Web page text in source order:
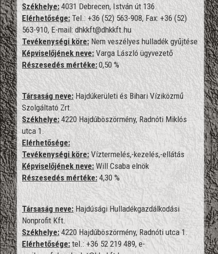
Székhelye: 4031 Debrecen, István út 136.
Elérhetősége: Tel.: +36 (52) 563-908, Fax: +36 (52)
563-910, E-mail: dhkkft@dhkkft.hu
Tevékenységi köre: Nem veszélyes hulladék gyűjtése
Képviselőjének neve: Varga László ügyvezető
Részesedés mértéke:0,50 %
Társaság neve:Hajdúkerületi és Bihari Víziközmű
Szolgáltató Zrt.
Székhelye: 4220 Hajdúböszörmény, Radnóti Miklós
utca 1.
Elérhetősége:
Tevékenységi köre: Víztermelés,-kezelés,-ellátás
Képviselőjének neve: Will Csaba elnök
Részesedés mértéke: 4,30 %
Társaság neve: Hajdúsági Hulladékgazdálkodási
Nonprofit Kft.
Székhelye:4220 Hajdúböszörmény, Radnóti utca 1.
Elérhetősége:tel.: +36 52 219 489, e-